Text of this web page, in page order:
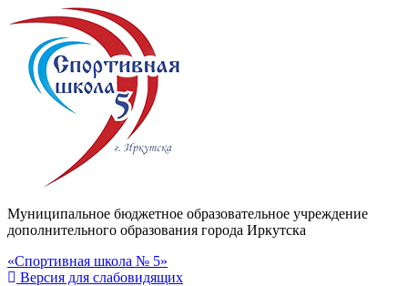
Муниципальное бюджетное образовательное учреждение
дополнительного образования города Иркутска
«Спортивная школа № 5»
Версия для слабовидящих